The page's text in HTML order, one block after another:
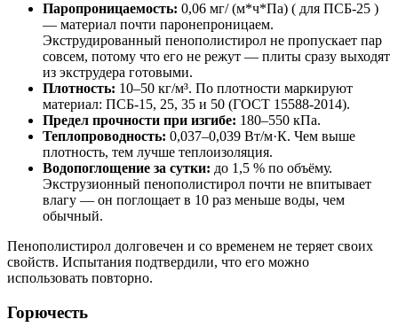
Паропроницаемость: 0,06 мг/ (м*ч*Па) ( для ПСБ-25 )
— материал почти паронепроницаем.
Экструдированный пенополистирол не пропускает пар
совсем, потому что его не режут — плиты сразу выходят
из экструдера готовыми.
Плотность: 10–50 кг/м³. По плотности маркируют
материал: ПСБ-15, 25, 35 и 50 (ГОСТ 15588-2014).
Предел прочности при изгибе: 180–550 кПа.
Теплопроводность: 0,037–0,039 Вт/м·К. Чем выше
плотность, тем лучше теплоизоляция.
Водопоглощение за сутки: до 1,5 % по объёму.
Экструзионный пенополистирол почти не впитывает
влагу — он поглощает в 10 раз меньше воды, чем
обычный.
Пенополистирол долговечен и со временем не теряет своих
свойств. Испытания подтвердили, что его можно
использовать повторно.
Горючесть